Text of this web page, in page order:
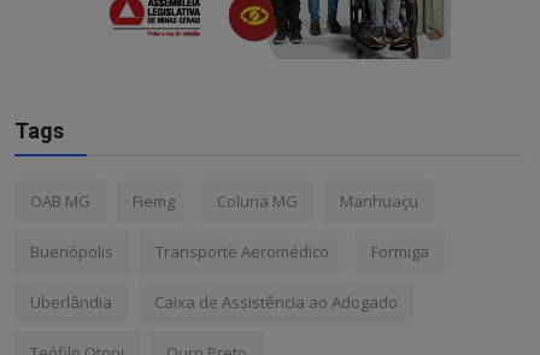
Tags
OAB MG Fiemg Coluna MG Manhuaçu
Buenópolis Transporte Aeromédico Formiga
Uberlândia Caixa de Assistência ao Adogado